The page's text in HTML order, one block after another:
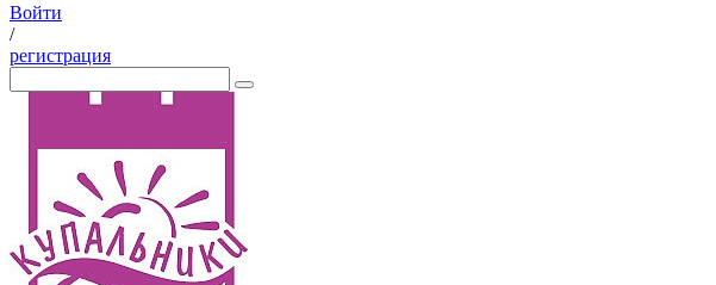
Войти
/
регистрация